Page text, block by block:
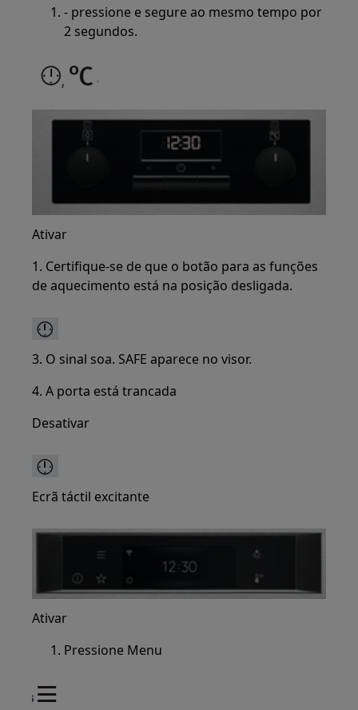
- pressione e segure ao mesmo tempo por
2 segundos.
Ativar
1. Certifique-se de que o botão para as funções
de aquecimento está na posição desligada.
3. O sinal soa. SAFE aparece no visor.
4. A porta está trancada
Desativar
Ecrã táctil excitante
Ativar
Pressione Menu